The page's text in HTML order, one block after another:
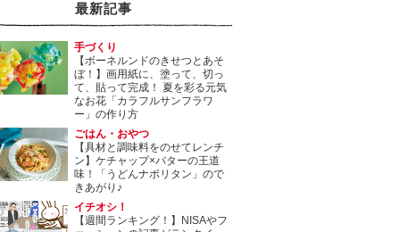
最新記事
手づくり
【ボーネルンドのきせつとあそ
ぼ！】画用紙に、塗って、切っ
て、貼って完成！ 夏を彩る元気
なお花「カラフルサンフラワ
ー」の作り方
ごはん・おやつ
【具材と調味料をのせてレンチ
ン】ケチャップ×バターの王道
味！「うどんナポリタン」ので
きあがり♪
イチオシ！
【週間ランキング！】NISAやフ